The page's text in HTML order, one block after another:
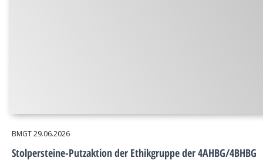
BMGT29.06.2026
Stolpersteine-Putzaktion der Ethikgruppe der 4AHBG/4BHBG